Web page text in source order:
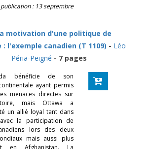
: 13 septembre
motivation d'une politique de
: l'exemple canadien (T 1109) - Léo
Péria-Peigné - 7 pages
bénéficie de son
ayant permis
menaces directes sur
mais Ottawa a
un allié loyal tant dans
la participation de
lors des deux
mais aussi plus
en Afghanistan. La